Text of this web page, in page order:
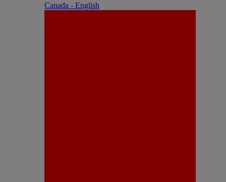
Canada - English